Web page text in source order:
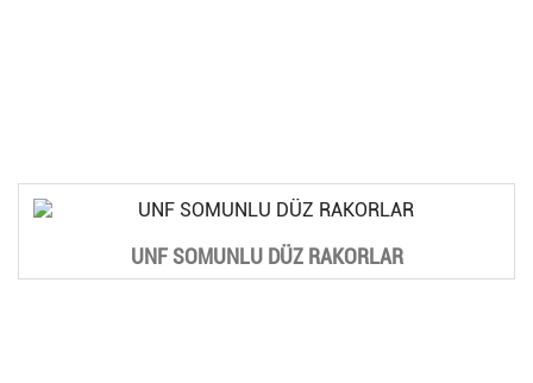
UNF SOMUNLU DÜZ RAKORLAR